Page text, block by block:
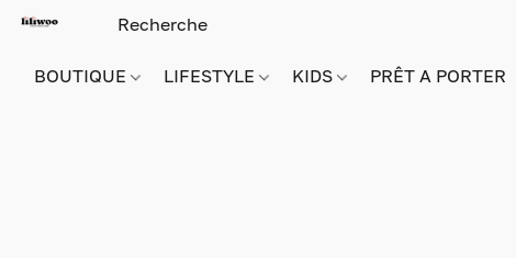
BOUTIQUE LIFESTYLE KIDS PRÊT A PORTER